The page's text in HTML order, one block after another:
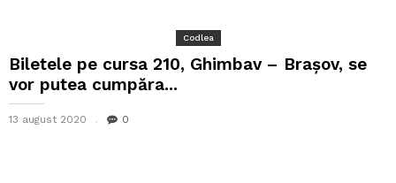
Codlea
Biletele pe cursa 210, Ghimbav – Brașov, se
vor putea cumpăra...
13 august 2020 0